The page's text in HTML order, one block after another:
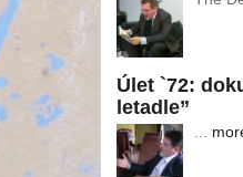
Úlet `72:
letadle”